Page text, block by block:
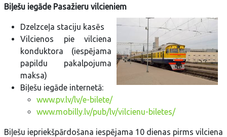
Biļešu iegāde Pasažieru vilcieniem
Dzelzceļa staciju kasēs
Vilcienos pie vilciena
konduktora (iespējama
papildu pakalpojuma
maksa)
Biļešu iegāde internetā:
www.pv.lv/lv/e-bilete/
www.mobilly.lv/pub/lv/vilcienu-biletes/
Biļešu iepriekšpārdošana iespējama 10 dienas pirms vilciena